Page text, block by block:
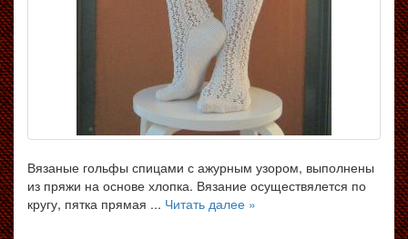
Вязаные гольфы спицами с ажурным узором, выполнены
из пряжи на основе хлопка. Вязание осуществялется по
кругу, пятка прямая ... Читать далее »